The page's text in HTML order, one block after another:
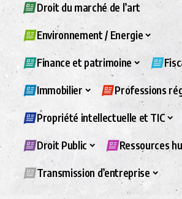
Droit du marché de l’art
Environnement / Energie
Finance et patrimoine
Immobilier Professions
Propriété intellectuelle et TIC
Droit Public Ressources
Transmission d’entreprise